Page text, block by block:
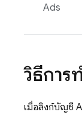
Ads
วิธีการ
เมื่อลิงก์บัญชี